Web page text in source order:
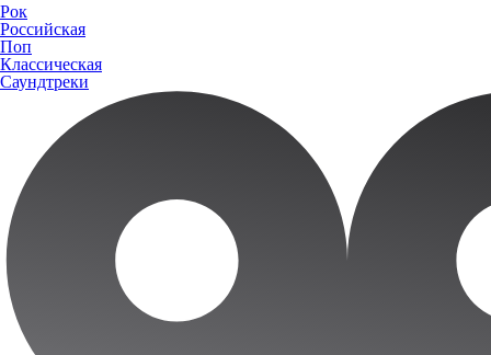
Рок
Российская
Поп
Классическая
Саундтреки